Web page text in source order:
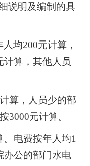
说明及编制的具
人均200元计算，
计算，其他人员
算，人员少的部
3000元计算。
。电费按年人均1
办公的部门水电